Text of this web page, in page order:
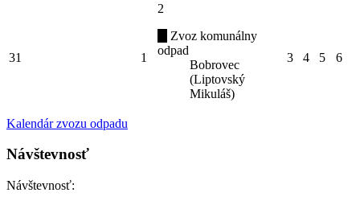
31 1
2
Zvoz komunálny
odpad
Bobrovec
(Liptovský
Mikuláš)
3 4 5 6
Kalendár zvozu odpadu
Návštevnosť
Návštevnosť: